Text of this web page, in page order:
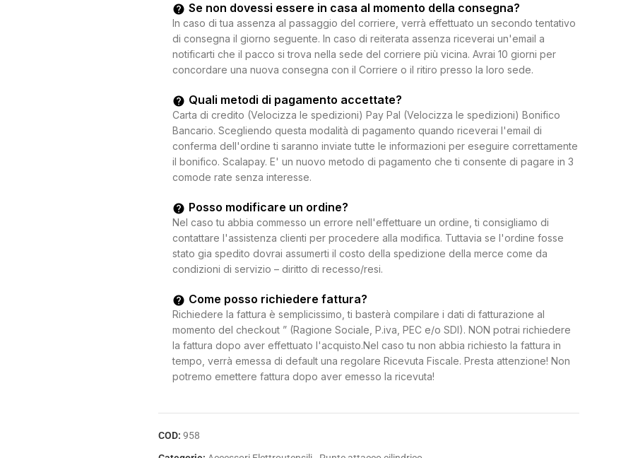
Se non dovessi essere in casa al momento della consegna?
In caso di tua assenza al passaggio del corriere, verrà effettuato un secondo tentativo
di consegna il giorno seguente. In caso di reiterata assenza riceverai un'email a
notificarti che il pacco si trova nella sede del corriere più vicina. Avrai 10 giorni per
concordare una nuova consegna con il Corriere o il ritiro presso la loro sede.
Quali metodi di pagamento accettate?
Carta di credito (Velocizza le spedizioni) Pay Pal (Velocizza le spedizioni) Bonifico
Bancario. Scegliendo questa modalità di pagamento quando riceverai l'email di
conferma dell'ordine ti saranno inviate tutte le informazioni per eseguire correttamente
il bonifico. Scalapay. E' un nuovo metodo di pagamento che ti consente di pagare in 3
comode rate senza interesse.
Posso modificare un ordine?
Nel caso tu abbia commesso un errore nell'effettuare un ordine, ti consigliamo di
contattare l'assistenza clienti per procedere alla modifica. Tuttavia se l'ordine fosse
stato gia spedito dovrai assumerti il costo della spedizione della merce come da
condizioni di servizio – diritto di recesso/resi.
Come posso richiedere fattura?
Richiedere la fattura è semplicissimo, ti basterà compilare i dati di fatturazione al
momento del checkout ” (Ragione Sociale, P.iva, PEC e/o SDI). NON potrai richiedere
la fattura dopo aver effettuato l'acquisto.Nel caso tu non abbia richiesto la fattura in
tempo, verrà emessa di default una regolare Ricevuta Fiscale. Presta attenzione! Non
potremo emettere fattura dopo aver emesso la ricevuta!
COD: 958